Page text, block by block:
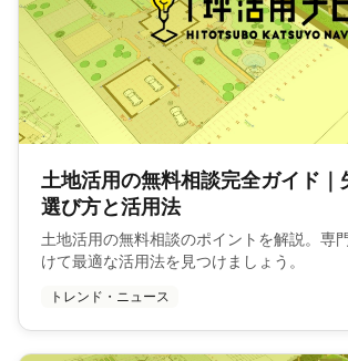
土地活用の無料相談完全ガイド｜
選び方と活用法
土地活用の無料相談のポイントを解説。専
けて最適な活用法を見つけましょう。
トレンド・ニュース